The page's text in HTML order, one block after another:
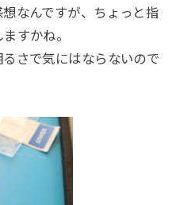
なんですが、ちょっと指
すかね。
さで気にはならないので